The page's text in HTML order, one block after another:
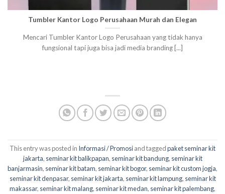
Tumbler Kantor Logo Perusahaan Murah dan Elegan
Mencari Tumbler Kantor Logo Perusahaan yang tidak hanya
fungsional tapi juga bisa jadi media branding [...]
This entry was posted in Informasi / Promosiand taggedpaket seminar kit
jakarta, seminar kit balikpapan, seminar kit bandung, seminar kit
banjarmasin, seminar kit batam, seminar kit bogor, seminar kit custom jogja,
seminar kit denpasar, seminar kit jakarta, seminar kit lampung, seminar kit
makassar, seminar kit malang, seminar kit medan, seminar kit palembang,